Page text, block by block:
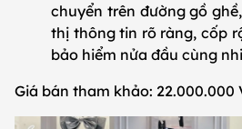
chuyển trên đường gồ
thị thông tin rõ ràng, cốp
bảo hiểm nửa đầu cùng
Giá bán tham khảo: 22.000.000